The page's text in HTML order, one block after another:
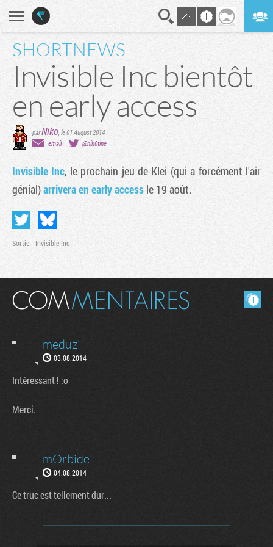
SHORTNEWS
Invisible Inc bientôt
en early access
parNiko,le 01 August 2014
email
@nik0tine
Invisible Inc, le prochain jeu de Klei (qui a forcément l'air
génial)arrivera en early access le 19 août.
Sortie Invisible Inc
Masquer les commentaires lus.
meduz'
03.08.2014
Intéressant ! :o
Merci.
mOrbide
04.08.2014
Ce truc est tellement dur...
Tribune